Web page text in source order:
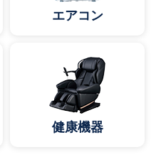
エアコン
健康機器